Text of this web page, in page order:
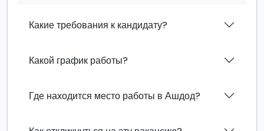
Какие требования к кандидату?
Какой график работы?
Где находится место работы в Ашдод?